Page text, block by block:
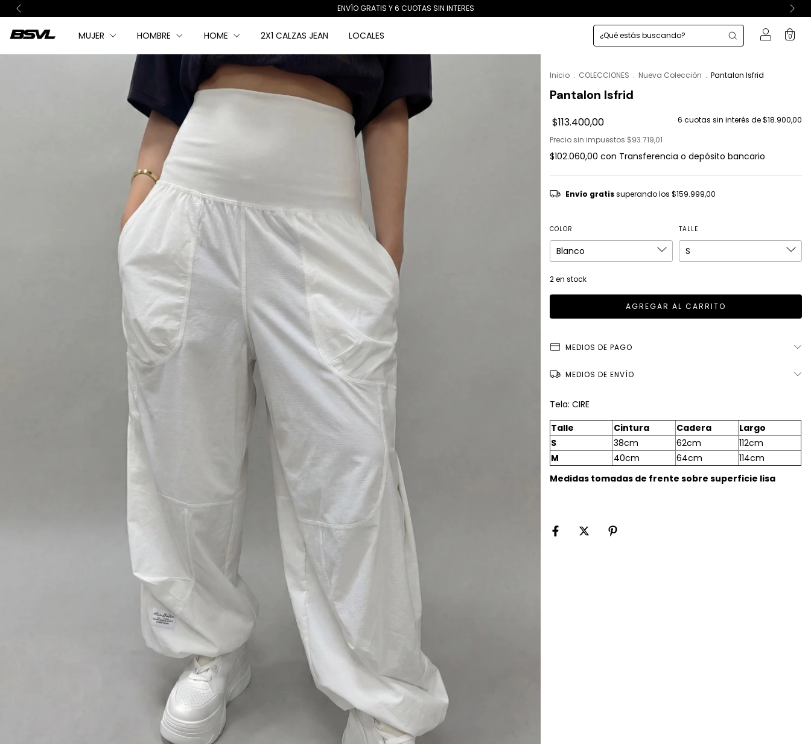
ENVÍO GRATIS Y 6 CUOTAS SIN INTERES
MUJER HOMBRE HOME 2X1 CALZAS JEAN LOCALES 0
Inicio . COLECCIONES . Nueva Colección . Pantalon Isfrid
Pantalon Isfrid
$113.400,00 6 cuotas sin interés de$18.900,00
Precio sin impuestos $93.719,01
$102.060,00 con Transferencia o depósito bancario
Envío gratis superando los $159.999,00
COLOR TALLE
2en stock
MEDIOS DE PAGO
MEDIOS DE ENVÍO
Tela: CIRE
Talle
Cintura Cadera
Largo
S
38cm 62cm
112cm
M
40cm 64cm
114cm
Medidas tomadas de frente sobre superficie lisa